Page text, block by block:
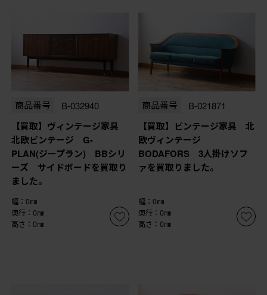
商品番号 B-032940
【買取】ヴィンテージ家具
北欧ビンテージ G-
PLAN(ジープラン) BBシリ
ーズ サイドボードを買取り
ました。
幅：0㎜
奥行：0㎜
高さ：0㎜
商品番号 B-021871
【買取】ビンテージ家具 北
欧ヴィンテージ
BODAFORS 3人掛けソフ
ァを買取りました。
幅：0㎜
奥行：0㎜
高さ：0㎜